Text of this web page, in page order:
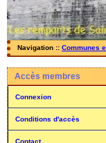
Navigation :: Communes
Accès membres
Connexion
Conditions d'accès
Contact